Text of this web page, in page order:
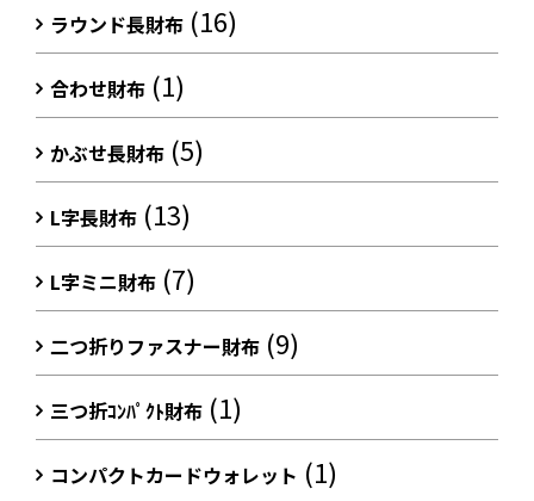
ラウンド長財布 (16)
合わせ財布 (1)
かぶせ長財布 (5)
L字長財布 (13)
L字ミニ財布 (7)
二つ折りファスナー財布 (9)
三つ折ｺﾝﾊﾟｸﾄ財布 (1)
コンパクトカードウォレット (1)